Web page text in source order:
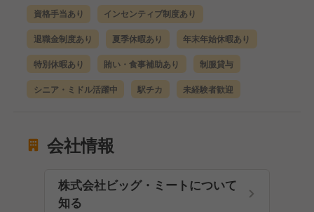
資格手当あり インセンティブ制度あり
退職金制度あり 夏季休暇あり 年末年始休暇あり
特別休暇あり 賄い・食事補助あり 制服貸与
シニア・ミドル活躍中 駅チカ 未経験者歓迎
会社情報
株式会社ビッグ・ミートについて
知る